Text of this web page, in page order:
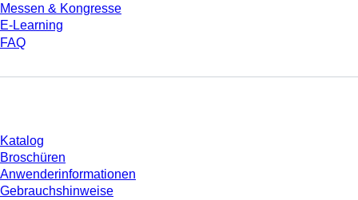
Messen & Kongresse
E-Learning
FAQ
Katalog
Broschüren
Anwenderinformationen
Gebrauchshinweise